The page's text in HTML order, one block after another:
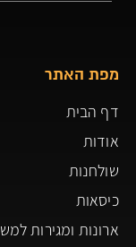
מפת האתר
דף הבית
אודות
שולחנות
כיסאות
ארונות ומגירות